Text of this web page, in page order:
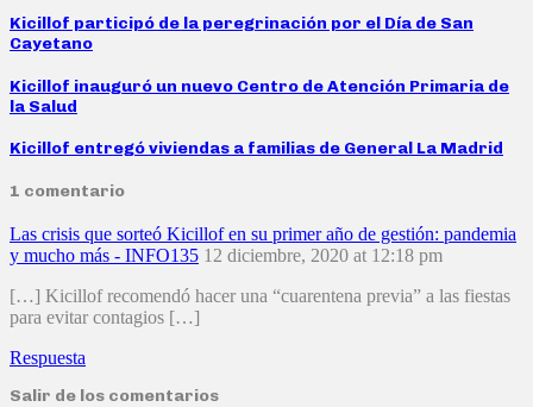
Kicillof participó de la peregrinación por el Día de San
Cayetano
Kicillof inauguró un nuevo Centro de Atención Primaria de
la Salud
Kicillof entregó viviendas a familias de General La Madrid
1 comentario
Las crisis que sorteó Kicillof en su primer año de gestión: pandemia
y mucho más - INFO135 12 diciembre, 2020 at 12:18 pm
[…] Kicillof recomendó hacer una “cuarentena previa” a las fiestas
para evitar contagios […]
Respuesta
Salir de los comentarios